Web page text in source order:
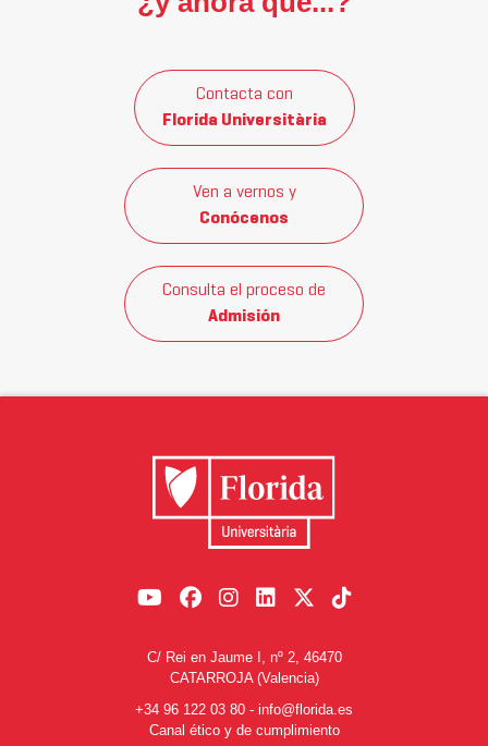
Contacta con
Florida Universitària
Ven a vernos y
Conócenos
Consulta el proceso de
Admisión
C/ Rei en Jaume I, nº 2, 46470
CATARROJA (Valencia)
+34 96 122 03 80 - info@florida.es
Canal ético y de cumplimiento